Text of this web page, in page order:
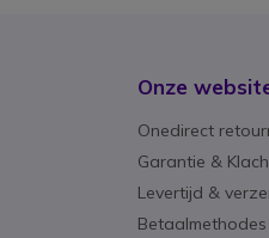
Onze
Onedirect
Garantie &
Levertijd &
Betaalmethodes